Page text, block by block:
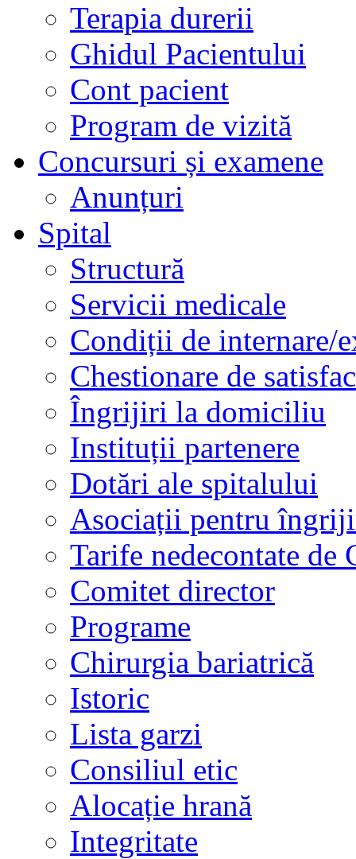
Terapia durerii
Ghidul Pacientului
Cont pacient
Program de vizită
Concursuri și examene
Anunțuri
Spital
Structură
Servicii medicale
Condiții de internare/
Chestionare de
Îngrijiri la domiciliu
Instituții partenere
Dotări ale spitalului
Asociații pentru
Tarife nedecontate de
Comitet director
Programe
Chirurgia bariatrică
Istoric
Lista garzi
Consiliul etic
Alocație hrană
Integritate